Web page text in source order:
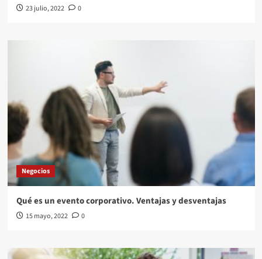
23 julio, 2022 0
Negocios
Qué es un evento corporativo. Ventajas y desventajas
15 mayo, 2022 0